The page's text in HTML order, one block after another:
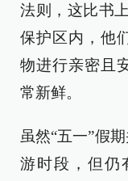
法则，这比书
保护区内，他
物进行亲密且
常新鲜。
虽然“五一”假
游时段，但仍